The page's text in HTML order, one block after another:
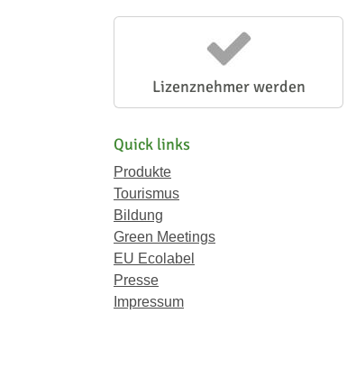
Lizenznehmer werden
Quick links
Produkte
Tourismus
Bildung
Green Meetings
EU Ecolabel
Presse
Impressum